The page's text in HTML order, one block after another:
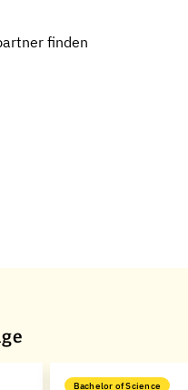
finden
Bachelor of Science